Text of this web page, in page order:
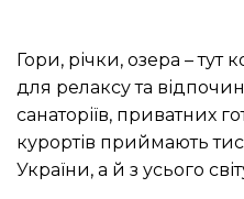
Гори, річки, озера – тут
для релаксу та
санаторіїв, приватних
курортів приймають
України, а й з усього